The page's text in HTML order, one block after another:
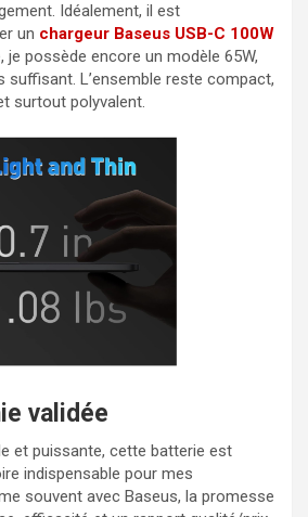
Idéalement, il est
un chargeur Baseus USB-C 100W
je possède encore un modèle 65W,
suffisant. L’ensemble reste compact,
surtout polyvalent.
validée
et puissante, cette batterie est
indispensable pour mes
souvent avec Baseus, la promesse